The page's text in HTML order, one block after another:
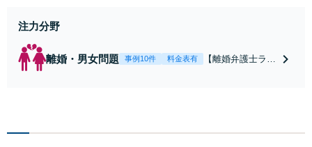
注力分野
離婚・男女問題 事例10件 料金表有
【離婚弁護士ラン